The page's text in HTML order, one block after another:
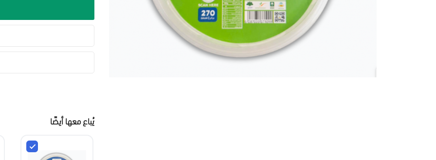
يُباع معها أيضًا